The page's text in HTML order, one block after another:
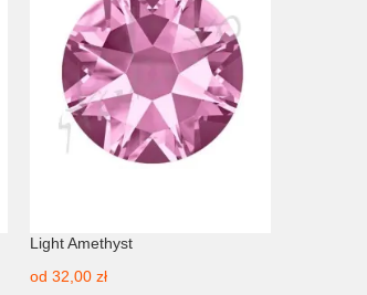
Light Amethyst
od 32,00 zł